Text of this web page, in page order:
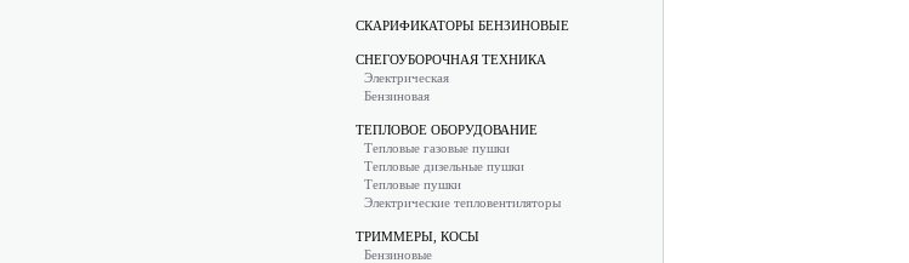
СКАРИФИКАТОРЫ БЕНЗИНОВЫЕ
СНЕГОУБОРОЧНАЯ ТЕХНИКА
Электрическая
Бензиновая
ТЕПЛОВОЕ ОБОРУДОВАНИЕ
Тепловые газовые пушки
Тепловые дизельные пушки
Тепловые пушки
Электрические тепловентиляторы
ТРИММЕРЫ, КОСЫ
Бензиновые